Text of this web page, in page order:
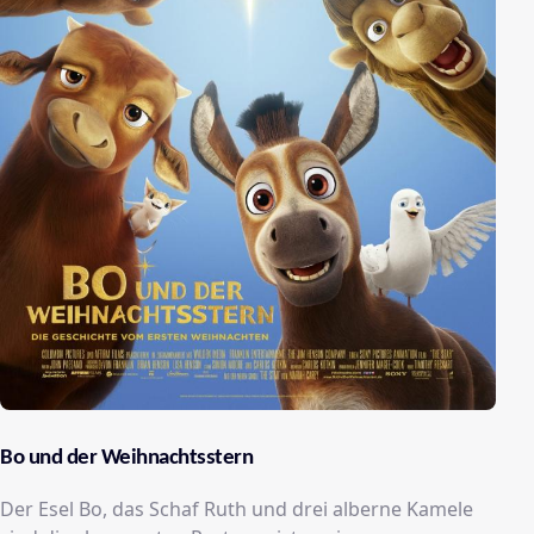
Bo und der Weihnachtsstern
Der Esel Bo, das Schaf Ruth und drei alberne Kamele